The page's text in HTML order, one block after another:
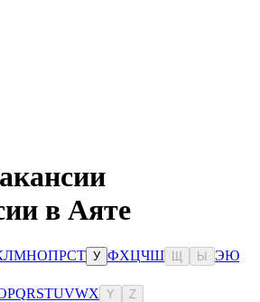
в Аяте
ЛМНОПРСТ У ФХЦЧШ Ы ЭЮ
PQRSTUVWX Y Z